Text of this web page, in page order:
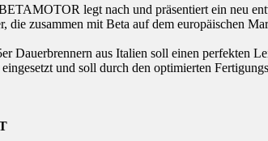
legt nach und präsentiert ein neu
die zusammen mit Beta auf dem europäischen
Dauerbrennern aus Italien soll einen perfekten
und soll durch den optimierten